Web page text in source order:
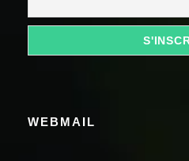
WEBMAIL